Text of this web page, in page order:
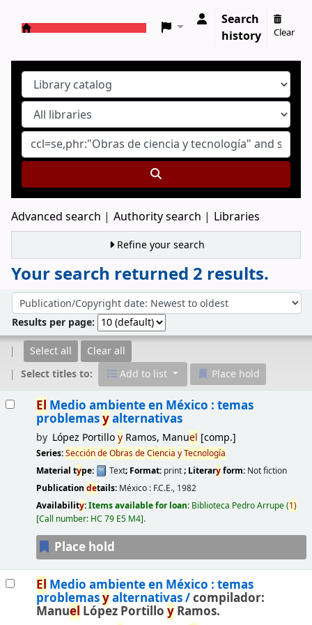
Search
history
Clear
Advanced search Authority search Libraries
Refine your search
Your search returned 2 results.
Sort by:
Results per page:
Select all
Clear all
Select titles to:
Add to list Place hold
El Medio ambiente en México : temas
problemasyalternativas
by López PortilloyRamos, Manuel [comp.]
Series:SeccióndeObrasdeCiencia yTecnología
Material type: Text; Format: print; Literaryform: Not fiction
Publication details: México : F.C.E., 1982
Availability:Items available for loan: Biblioteca Pedro Arrupe(1)
Call number: HC 79 E5 M4 .
Place hold
El Medio ambiente en México : temas
problemasyalternativas /compilador:
Manuel López Portillo yRamos.